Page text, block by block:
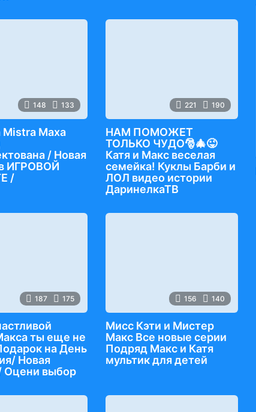
148 133
Mistra Maxa
/ Новая
ИГРОВОЙ
/
221 190
НАМ ПОМОЖЕТ
ТОЛЬКО ЧУДО🎅🎄😜
Катя и Макс веселая
семейка! Куклы Барби и
ЛОЛ видео истории
ДаринелкаТВ
187 175
ты еще не
на День
Новая
Оцени выбор
156 140
Мисс Кэти и Мистер
Макс Все новые серии
Подряд Макс и Катя
мультик для детей